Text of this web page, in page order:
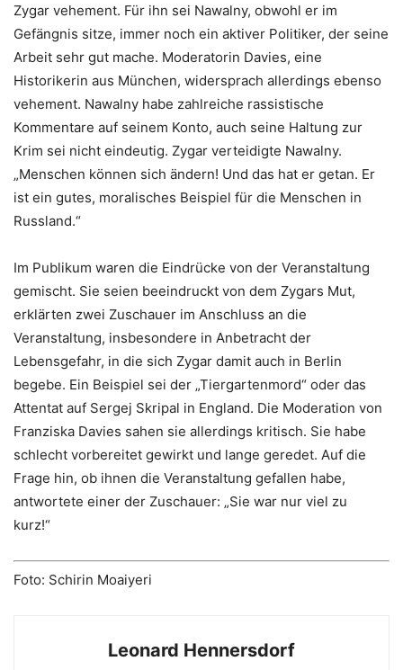
Zygar vehement. Für ihn sei Nawalny, obwohl er im
Gefängnis sitze, immer noch ein aktiver Politiker, der seine
Arbeit sehr gut mache. Moderatorin Davies, eine
Historikerin aus München, widersprach allerdings ebenso
vehement. Nawalny habe zahlreiche rassistische
Kommentare auf seinem Konto, auch seine Haltung zur
Krim sei nicht eindeutig. Zygar verteidigte Nawalny.
„Menschen können sich ändern! Und das hat er getan. Er
ist ein gutes, moralisches Beispiel für die Menschen in
Russland.“
Im Publikum waren die Eindrücke von der Veranstaltung
gemischt. Sie seien beeindruckt von dem Zygars Mut,
erklärten zwei Zuschauer im Anschluss an die
Veranstaltung, insbesondere in Anbetracht der
Lebensgefahr, in die sich Zygar damit auch in Berlin
begebe. Ein Beispiel sei der „Tiergartenmord“ oder das
Attentat auf Sergej Skripal in England. Die Moderation von
Franziska Davies sahen sie allerdings kritisch. Sie habe
schlecht vorbereitet gewirkt und lange geredet. Auf die
Frage hin, ob ihnen die Veranstaltung gefallen habe,
antwortete einer der Zuschauer: „Sie war nur viel zu
kurz!“
Foto: Schirin Moaiyeri
Leonard Hennersdorf